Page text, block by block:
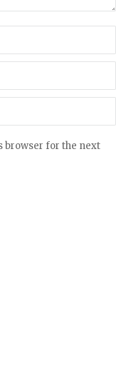
browser for the next